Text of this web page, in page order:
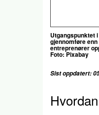
Utgangspunktet
gjennomføre
entreprenører
Foto: Pixabay
Sist oppdatert: